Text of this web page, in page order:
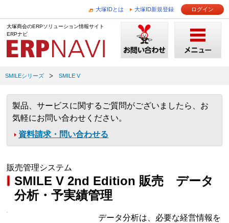
大塚IDとは 大塚ID新規登録 ログイン
大塚商会のERPソリューション情報サイト
ERPナビ
SMILEシリーズ SMILE V
製品、サービスに関するご質問がございましたら、お
気軽にお問い合わせください。
資料請求・問い合わせる
販売管理システム
SMILE V 2nd Edition 販売 データ
分析・予実績管理
データ分析は、必要な経営情報を